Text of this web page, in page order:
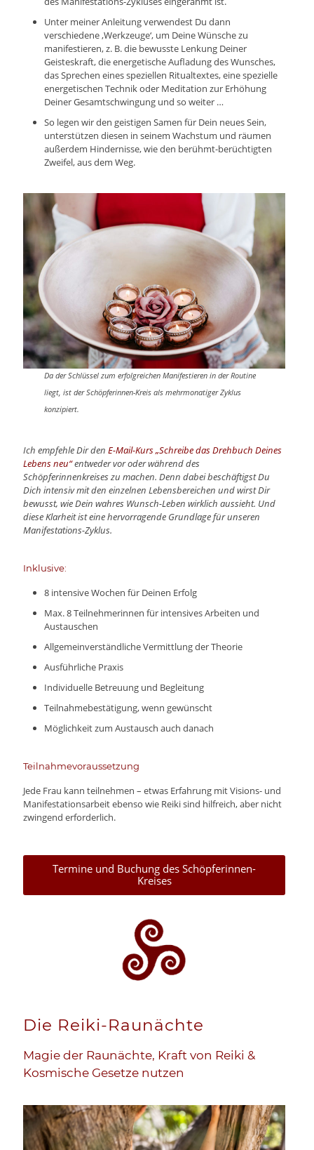
Unter meiner Anleitung verwendest Du dann
verschiedene ‚Werkzeuge‘, um Deine Wünsche zu
manifestieren, z. B. die bewusste Lenkung Deiner
Geisteskraft, die energetische Aufladung des Wunsches,
das Sprechen eines speziellen Ritualtextes, eine spezielle
energetischen Technik oder Meditation zur Erhöhung
Deiner Gesamtschwingung und so weiter …
So legen wir den geistigen Samen für Dein neues Sein,
unterstützen diesen in seinem Wachstum und räumen
außerdem Hindernisse, wie den berühmt-berüchtigten
Zweifel, aus dem Weg.
Da der Schlüssel zum erfolgreichen Manifestieren in der Routine
liegt, ist der Schöpferinnen-Kreis als mehrmonatiger Zyklus
konzipiert.
Ich empfehle Dir den E-Mail-Kurs „Schreibe das Drehbuch Deines
Lebens neu“entweder vor oder während des
Schöpferinnenkreises zu machen. Denn dabei beschäftigst Du
Dich intensiv mit den einzelnen Lebensbereichen und wirst Dir
bewusst, wie Dein wahres Wunsch-Leben wirklich aussieht. Und
diese Klarheit ist eine hervorragende Grundlage für unseren
Manifestations-Zyklus.
Inklusive:
8 intensive Wochen für Deinen Erfolg
Max. 8 Teilnehmerinnen für intensives Arbeiten und
Austauschen
Allgemeinverständliche Vermittlung der Theorie
Ausführliche Praxis
Individuelle Betreuung und Begleitung
Teilnahmebestätigung, wenn gewünscht
Möglichkeit zum Austausch auch danach
Teilnahmevoraussetzung
Jede Frau kann teilnehmen – etwas Erfahrung mit Visions- und
Manifestationsarbeit ebenso wie Reiki sind hilfreich, aber nicht
zwingend erforderlich.
Termine und Buchung des Schöpferinnen-
Kreises
Die Reiki-Raunächte
Magie der Raunächte, Kraft von Reiki &
Kosmische Gesetze nutzen